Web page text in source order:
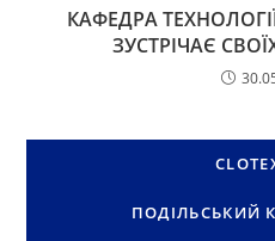
КАФЕДРА
ЗУСТРІЧАЄ
ПОДІЛЬСЬКИЙ